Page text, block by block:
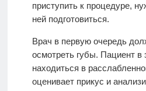
приступить к процедуре,
ней подготовиться.
Врач в первую очередь
осмотреть губы. Пациент в
находиться в
оценивает прикус и